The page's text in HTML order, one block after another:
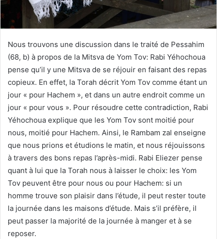
Nous trouvons une discussion dans le traité de Pessahim
(68, b) à propos de la Mitsva de Yom Tov: Rabi Yéhochoua
pense qu’il y une Mitsva de se réjouir en faisant des repas
copieux. En effet, la Torah décrit Yom Tov comme étant un
jour « pour Hachem », et dans un autre endroit comme un
jour « pour vous ». Pour résoudre cette contradiction, Rabi
Yéhochoua explique que les Yom Tov sont moitié pour
nous, moitié pour Hachem. Ainsi, le Rambam zal enseigne
que nous prions et étudions le matin, et nous réjouissons
à travers des bons repas l’après-midi. Rabi Eliezer pense
quant à lui que la Torah nous à laisser le choix: les Yom
Tov peuvent être pour nous ou pour Hachem: si un
homme trouve son plaisir dans l’étude, il peut rester toute
la journée dans les maisons d’étude. Mais s’il préfère, il
peut passer la majorité de la journée à manger et à se
reposer.